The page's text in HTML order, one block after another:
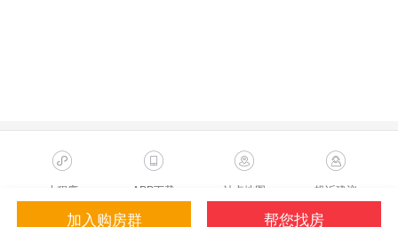
加入购房群 帮您找房
小程序 APP下载 站点地图 投诉建议